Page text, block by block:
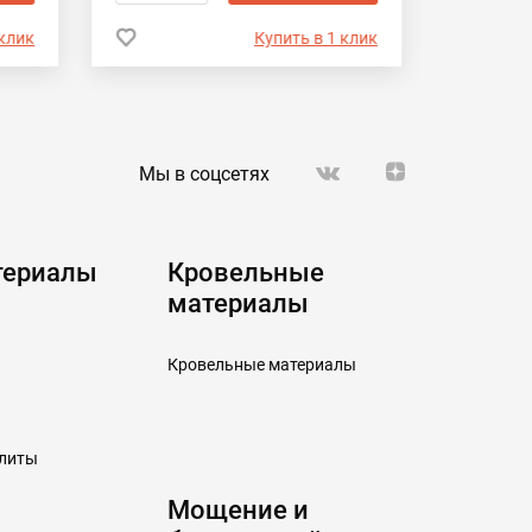
Купить в 1 клик
Мы в соцсетях
Кровельные
материалы
Кровельные материалы
Мощение и